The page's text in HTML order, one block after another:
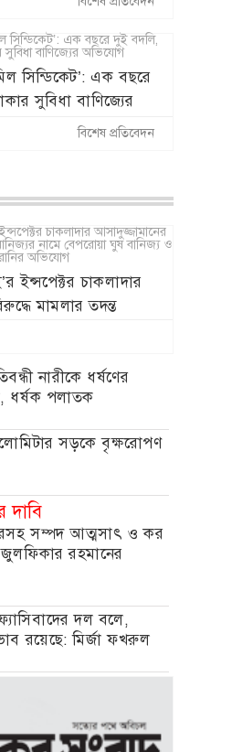
নাজমুল
সিন্ডিকেট’: এক বছরে
সুবিধা বাণিজ্যের
বিশেষ প্রতিবেদন
ইন্সপেক্টর চাকলাদার
মামলার তদন্ত
ঘুষ বানিজ্য ও
নারীকে ধর্ষণের
ধর্ষক পলাতক
সড়কে বৃক্ষরোপণ
দাবি
সম্পদ আত্মসাৎ ও কর
রহমানের
দল বলে,
রয়েছে: মির্জা ফখরুল